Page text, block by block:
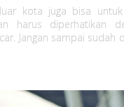
kota juga bisa
harus diperhatikan
Jangan sampai sudah